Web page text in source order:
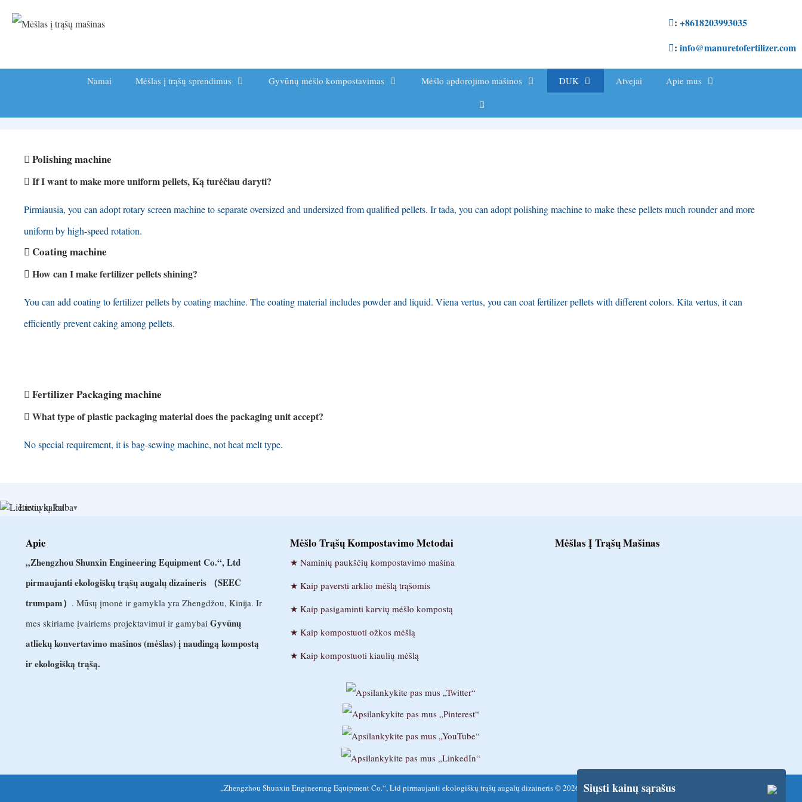
: +8618203993035
: info@manuretofertilizer.com
Namai Mėšlas į trąšų sprendimus Gyvūnų mėšlo kompostavimas Mėšlo apdorojimo mašinos DUK Atvejai Apie mus
Polishing machine
If I want to make more uniform pellets, Ką turėčiau daryti?
Pirmiausia, you can adopt rotary screen machine to separate oversized and undersized from qualified pellets. Ir tada, you can adopt polishing machine to make these pellets much rounder and more
uniform by high-speed rotation.
Coating machine
How can I make fertilizer pellets shining?
You can add coating to fertilizer pellets by coating machine. The coating material includes powder and liquid. Viena vertus, you can coat fertilizer pellets with different colors. Kita vertus, it can
efficiently prevent caking among pellets.
Fertilizer Packaging machine
What type of plastic packaging material does the packaging unit accept?
No special requirement, it is bag-sewing machine, not heat melt type.
Lietuvių kalba
Apie
„Zhengzhou Shunxin Engineering Equipment Co.“, Ltd
pirmaujanti ekologiškų trąšų augalų dizaineris （SEEC
trumpam） . Mūsų įmonė ir gamykla yra Zhengdžou, Kinija. Ir
mes skiriame įvairiems projektavimui ir gamybai Gyvūnų
atliekų konvertavimo mašinos (mėšlas) į naudingą kompostą
ir ekologišką trąšą.
Mėšlo Trąšų Kompostavimo Metodai
Naminių paukščių kompostavimo mašina
Kaip paversti arklio mėšlą trąšomis
Kaip pasigaminti karvių mėšlo kompostą
Kaip kompostuoti ožkos mėšlą
Kaip kompostuoti kiaulių mėšlą
Mėšlas Į Trąšų Mašinas
„Zhengzhou Shunxin Engineering Equipment Co.“, Ltd pirmaujanti ekologiškų trąšų augalų dizaineris © 2026 Siųsti kainų sąrašus